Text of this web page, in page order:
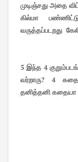
முடிஞ்சது அதை
கில்மா
வருத்தப்படறது
5 இந்த 4
வர்றாரு? 4
தனித்தனி கதையா